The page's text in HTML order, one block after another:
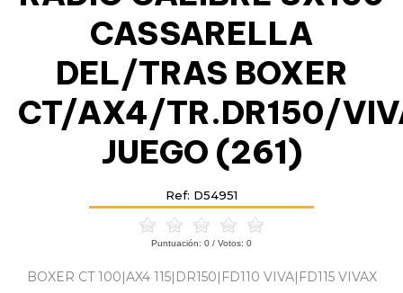
CASSARELLA
DEL/TRAS BOXER
CT/AX4/TR.DR150/
JUEGO (261)
Ref: D54951
Puntuación: 0 / Votos: 0
BOXER CT 100|AX4 115|DR150|FD110 VIVA|FD115 VIVAX